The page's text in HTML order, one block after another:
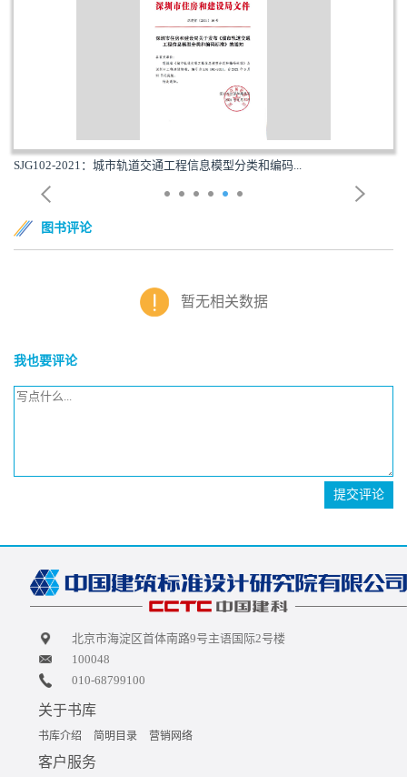
SJG102-2021：城市轨道交通工程信息模型分类和编码...
图书评论
暂无相关数据
我也要评论
提交评论
北京市海淀区首体南路9号主语国际2号楼
100048
010-68799100
关于书库
书库介绍 简明目录 营销网络
客户服务